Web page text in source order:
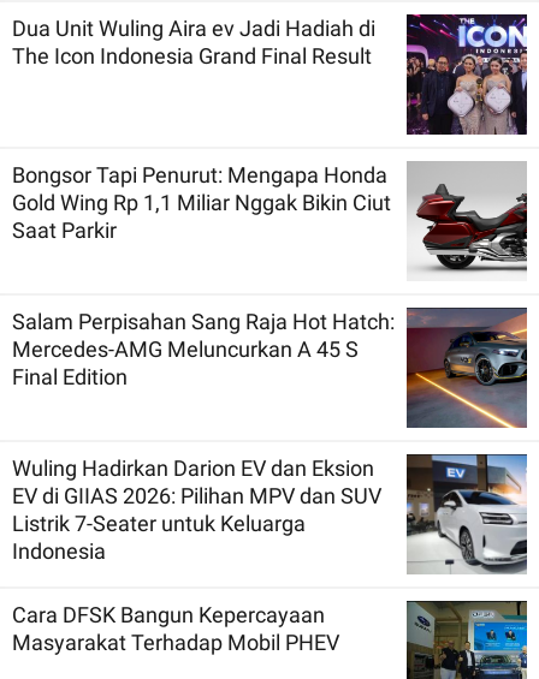
Dua Unit Wuling Aira ev Jadi Hadiah di
The Icon Indonesia Grand Final Result
Bongsor Tapi Penurut: Mengapa Honda
Gold Wing Rp 1,1 Miliar Nggak Bikin Ciut
Saat Parkir
Salam Perpisahan Sang Raja Hot Hatch:
Mercedes-AMG Meluncurkan A 45 S
Final Edition
Wuling Hadirkan Darion EV dan Eksion
EV di GIIAS 2026: Pilihan MPV dan SUV
Listrik 7-Seater untuk Keluarga
Indonesia
Cara DFSK Bangun Kepercayaan
Masyarakat Terhadap Mobil PHEV